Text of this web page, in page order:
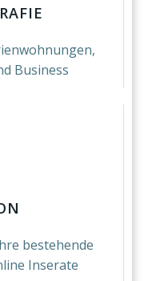
Business
bestehende
Inserate